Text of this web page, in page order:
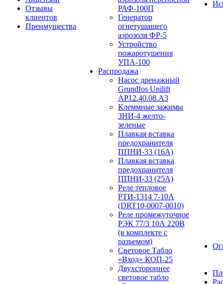
Отзывы
клиентов
Преимущества
РАФ-100П
Генератор
огнетушащего
аэрозоля ФР-5
Устройство
пожаротушения
УПА-100
Распродажа
Насос дренажный
Grundfos Unilift
АP12.40.08.A3
Клеммные зажимы
ЗНИ-4 желто-
зеленые
Плавкая вставка
предохранителя
ППНИ-33 (16А)
Плавкая вставка
предохранителя
ППНИ-33 (25А)
Реле тепловое
РТИ-1314 7-10А
(DRT10-0007-0010)
Реле промежуточное
РЭК 77/3 10А 220В
(в комплекте с
разъемом)
Световое Табло
«Вход» КОП-25
Двухстороннее
световое табло